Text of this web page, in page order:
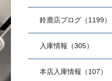
鈴鹿店ブログ（1199）
入庫情報（305）
本店入庫情報（107）